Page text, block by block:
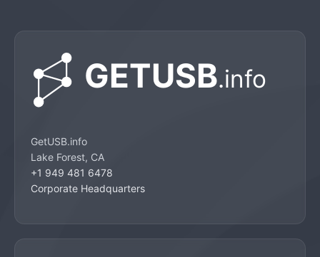
GetUSB.info
Lake Forest, CA
+1 949 481 6478
Corporate Headquarters